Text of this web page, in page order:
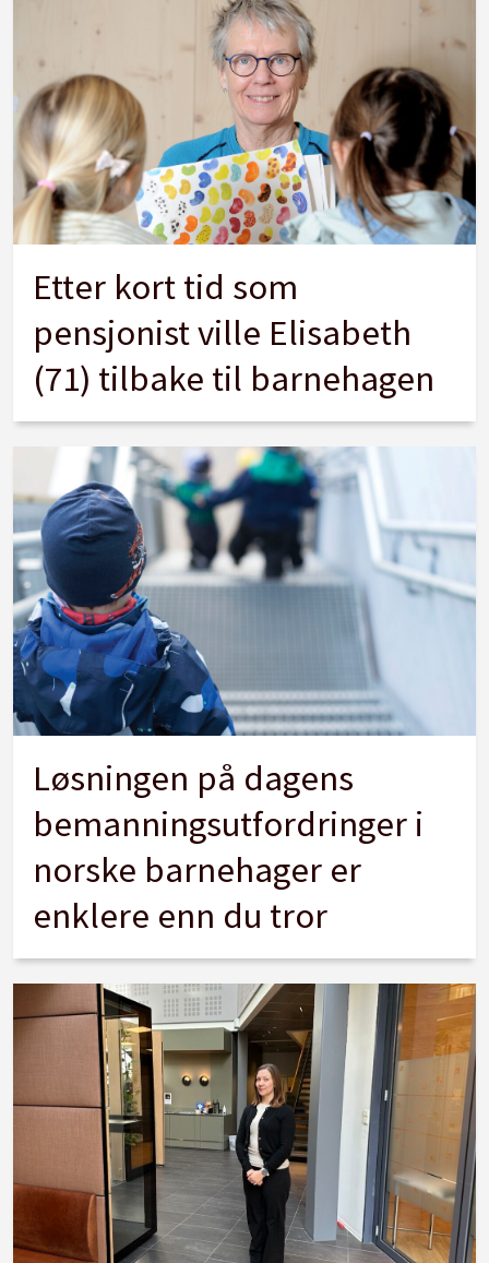
Etter kort tid som
pensjonist ville Elisabeth
(71) tilbake til barnehagen
Løsningen på dagens
bemanningsutfordringer i
norske barnehager er
enklere enn du tror